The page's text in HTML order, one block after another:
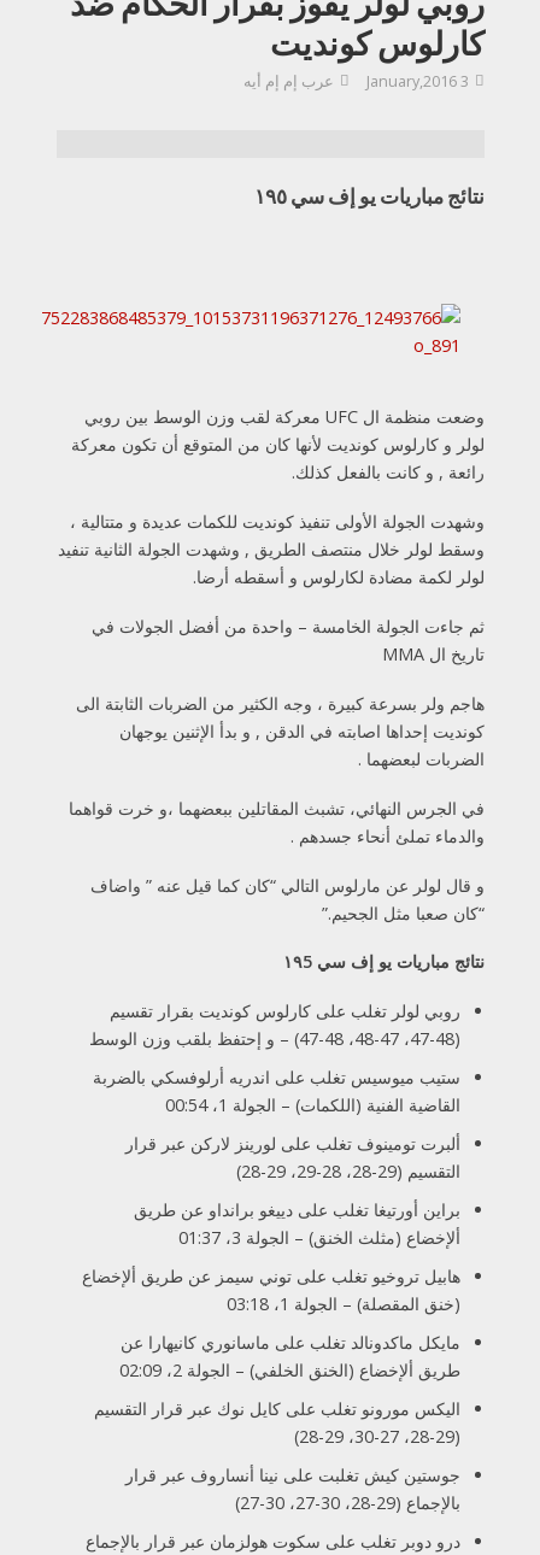
كارلوس كونديت
3 January,2016 عرب إم إم أيه
نتائج مباريات يو إف سي ١٩٥
وضعت منظمة ال UFC معركة لقب وزن الوسط بين روبي
لولر و كارلوس كونديت لأنها كان من المتوقع أن تكون معركة
رائعة , و كانت بالفعل كذلك.
وشهدت الجولة الأولى تنفيذ كونديت للكمات عديدة و متتالية ،
وسقط لولر خلال منتصف الطريق , وشهدت الجولة الثانية تنفيد
لولر لكمة مضادة لكارلوس و أسقطه أرضا.
ثم جاءت الجولة الخامسة – واحدة من أفضل الجولات في
تاريخ ال MMA
هاجم ولر بسرعة كبيرة ، وجه الكثير من الضربات الثابتة الى
كونديت إحداها اصابته في الدقن , و بدأ الإثنين يوجهان
الضربات لبعضهما .
في الجرس النهائي، تشبث المقاتلين ببعضهما ،و خرت قواهما
والدماء تملئ أنحاء جسدهم .
و قال لولر عن مارلوس التالي “كان كما قيل عنه ” واضاف
“كان صعبا مثل الجحيم.”
نتائج مباريات يو إف سي ١٩5
روبي لولر تغلب على كارلوس كونديت بقرار تقسيم
(48-47، 47-48، 48-47) – و إحتفظ بلقب وزن الوسط
ستيب ميوسيس تغلب على اندريه أرلوفسكي بالضربة
القاضية الفنية (اللكمات) – الجولة 1، 00:54
ألبرت تومينوف تغلب على لورينز لاركن عبر قرار
التقسيم (29-28، 28-29، 29-28)
براين أورتيغا تغلب على دييغو برانداو عن طريق
ألإخضاع (مثلث الخنق) – الجولة 3، 01:37
هابيل تروخيو تغلب على توني سيمز عن طريق ألإخضاع
(خنق المقصلة) – الجولة 1، 03:18
مايكل ماكدونالد تغلب على ماسانوري كانيهارا عن
طريق ألإخضاع (الخنق الخلفي) – الجولة 2، 02:09
اليكس مورونو تغلب على كايل نوك عبر قرار التقسيم
(29-28، 27-30، 29-28)
جوستين كيش تغلبت على نينا أنساروف عبر قرار
بالإجماع (29-28، 30-27، 30-27)
درو دوبر تغلب على سكوت هولزمان عبر قرار بالإجماع